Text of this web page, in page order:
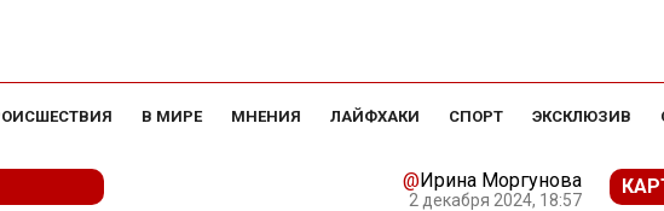
В МИРЕ МНЕНИЯ ЛАЙФХАКИ СПОРТ ЭКСКЛЮЗИВ
@Ирина Моргунова
2 декабря 2024, 18:57